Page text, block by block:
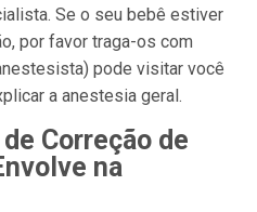
Se o seu bebê estiver
por favor traga-os com
pode visitar você
a anestesia geral.
Correção de
na